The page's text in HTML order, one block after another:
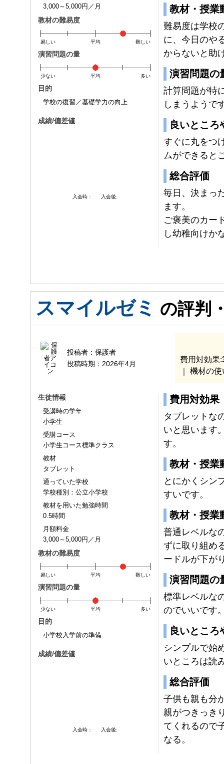
3,000～5,000円／月
教材の難易度
易しい 平均 難しい
演習問題の量
少ない 平均 多い
目的
学校の復習／基礎学力の向上
成績/偏差値
入会時： 入会後:
教材・授業
難易度は学校
に、今日のや
からないと助
演習問題の
計算問題が特
しまうようで
良いところ
すぐに丸をつ
ムができると
総合評価
毎日、決まっ
ます。
ご褒美のカー
し幼稚向けか
スマイルゼミ の評判
投稿者： 保護者
投稿時期： 2026年4月 費用対効果:
｜ 機材の
生徒情報
受講時の学年
小学生
受講コース
小学生コース標準クラス
教材
タブレット
通っていた学校
学校種別：公立小学校
教材を用いた勉強時間
0.5時間
月額料金
3,000～5,000円／月
教材の難易度
易しい 平均 難しい
演習問題の量
少ない 平均 多い
目的
小学校入学前の準備
成績/偏差値
入会時： 入会後:
費用対効果
タブレットな
いと思います
す。
教材・授業
とにかくシン
すいです。
教材・授業
普通レベルな
ずに取り組め
ードルが下が
演習問題の
標準レベルな
のでいいです
良いところ
シンプルで始
いところは読
総合評価
子供も親も分
親がつきっき
てくれるので
なる。